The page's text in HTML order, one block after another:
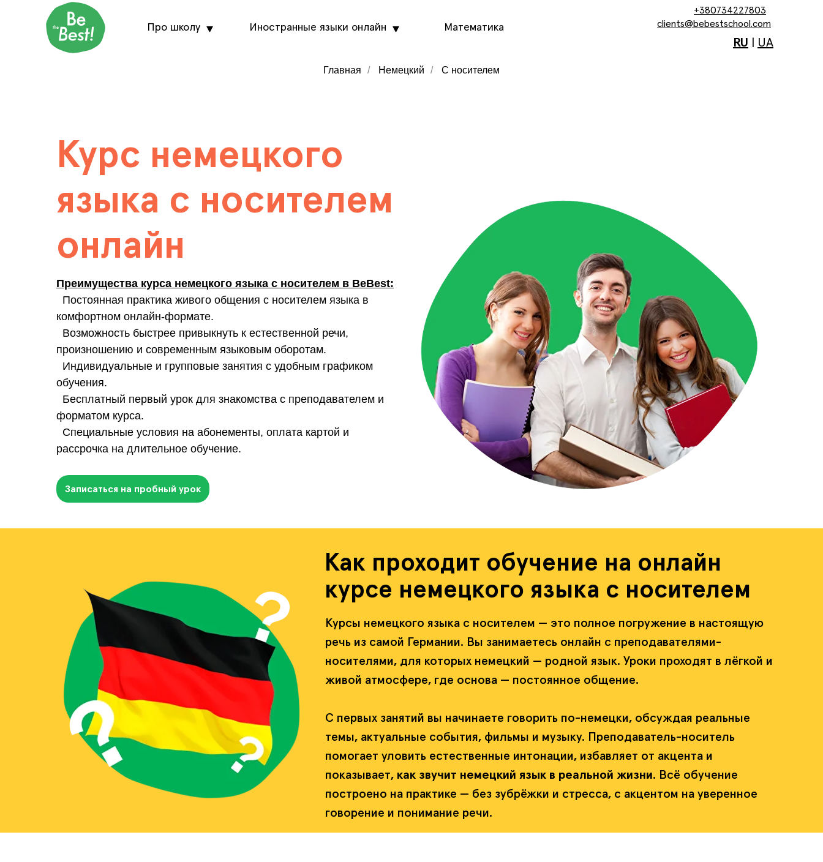
Иностранные языки онлайн
Про школу
+380734227803
clients@bebestschool.com
Математика
RU UA
Главная / Немецкий / С носителем
Курс немецкого
языка с носителем
онлайн
Записаться на пробный урок
Преимущества курса немецкого языка с носителем в BeBest:
Постоянная практика живого общения с носителем языка в
комфортном онлайн-формате.
Возможность быстрее привыкнуть к естественной речи,
произношению и современным языковым оборотам.
Индивидуальные и групповые занятия с удобным графиком
обучения.
Бесплатный первый урок для знакомства с преподавателем и
форматом курса.
Специальные условия на абонементы, оплата картой и
рассрочка на длительное обучение.
Как проходит обучение на онлайн
курсе немецкого языка с носителем
Курсы немецкого языка с носителем — это полное погружение в настоящую
речь из самой Германии. Вы занимаетесь онлайн с преподавателями-
носителями, для которых немецкий — родной язык. Уроки проходят в лёгкой и
живой атмосфере, где основа — постоянное общение.
С первых занятий вы начинаете говорить по-немецки, обсуждая реальные
темы, актуальные события, фильмы и музыку. Преподаватель-носитель
помогает уловить естественные интонации, избавляет от акцента и
показывает, как звучит немецкий язык в реальной жизни. Всё обучение
построено на практике — без зубрёжки и стресса, с акцентом на уверенное
говорение и понимание речи.